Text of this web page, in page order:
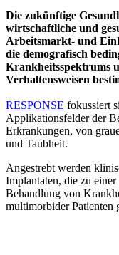
Die zukünftige
wirtschaftliche und
Arbeitsmarkt- und
die demografisch
Krankheitsspektrums
Verhaltensweisen
RESPONSE fokussiert
Applikationsfelder der
Erkrankungen, von
und Taubheit.
Angestrebt werden
Implantaten, die zu
Behandlung von
multimorbider Patienten